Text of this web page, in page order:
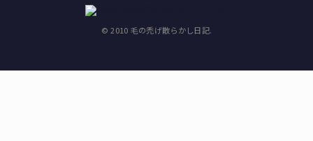
© 2010 毛の禿げ散らかし日記.